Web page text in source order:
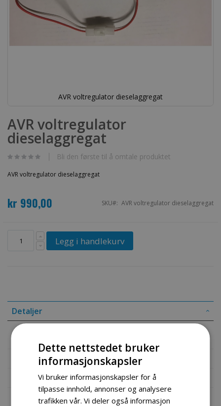
AVR voltregulator dieselaggregat
til
begynnelsen
av
bildegalleri
AVR voltregulator
dieselaggregat
Bli den første til å omtale produktet
AVR voltregulator dieselaggregat
kr 990,00 SKU AVR voltregulator dieselaggregat
Legg i handlekurv
Detaljer
AVR voltregulator dieselaggregat
Mer informasjon
Produktomtaler
Fil vedlegg
Dette nettstedet bruker
informasjonskapsler
Vi bruker informasjonskapsler for å
tilpasse innhold, annonser og analysere
trafikken vår. Vi deler også informasjon